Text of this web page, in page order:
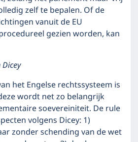
zelf te bepalen. Of de
vanuit de EU
gezien worden, kan
Dicey
het Engelse rechtssysteem is
wordt net zo belangrijk
soevereiniteit. De rule
volgens Dicey: 1)
zonder schending van de wet